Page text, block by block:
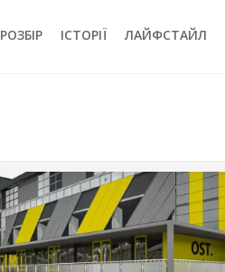
РОЗБІР ІСТОРІЇ ЛАЙФСТАЙЛ